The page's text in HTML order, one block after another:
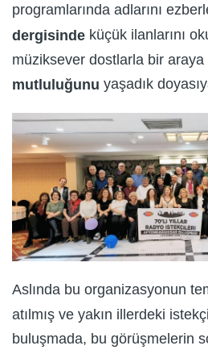
programlarında adlarını
dergisinde küçük ilanlarını
müziksever dostlarla bir araya
mutluluğunu yaşadık
Aslında bu organizasyonun
atılmış ve yakın illerdeki
buluşmada, bu görüşmelerin